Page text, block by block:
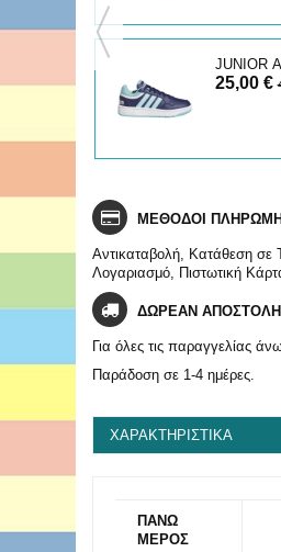
JUNIOR
HOOPS
25,00 €
ΜΕΘΟΔΟΙ
Αντικαταβολή, Κατάθεση σε
Λογαριασμό, Πιστωτική
ΔΩΡΕΑΝ ΑΠΟΣΤΟΛΗ
Για όλες τις παραγγελίας
Παράδοση σε 1-4 ημέρες.
ΧΑΡΑΚΤΗΡΙΣΤΙΚΆ
ΠΑΝΩ
ΜΕΡΟΣ